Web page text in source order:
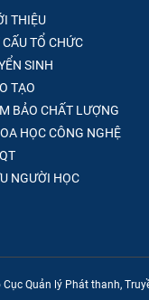
THIỆU
CẤU TỔ CHỨC
SINH
TẠO
BẢO CHẤT LƯỢNG
HỌC CÔNG NGHỆ
NGƯỜI HỌC
Cục Quản lý Phát thanh,